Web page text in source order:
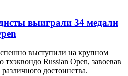
выиграли 34 медали
выступили на крупном
Russian Open, завоевав
достоинства.